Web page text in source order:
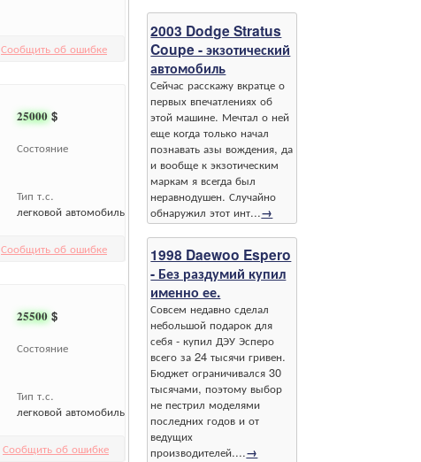
Сообщить об ошибке
25000 $
Состояние
Тип т.с.
легковой автомобиль
Сообщить об ошибке
25500 $
Состояние
Тип т.с.
легковой автомобиль
Сообщить об ошибке
2003 Dodge Stratus
Coupe - экзотический
автомобиль
Сейчас расскажу вкратце о
первых впечатлениях об
этой машине. Мечтал о ней
еще когда только начал
познавать азы вождения, да
и вообще к экзотическим
маркам я всегда был
неравнодушен. Случайно
обнаружил этот инт...→
1998 Daewoo Espero
- Без раздумий купил
именно ее.
Совсем недавно сделал
небольшой подарок для
себя - купил ДЭУ Эсперо
всего за 24 тысячи гривен.
Бюджет ограничивался 30
тысячами, поэтому выбор
не пестрил моделями
последних годов и от
ведущих
производителей....→